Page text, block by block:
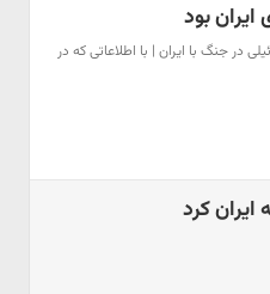
آزمایشگاه موشکی ایران بود | هلاکت دست‌کم ۸۰۰ اسرائیلی در جنگ با ایران | با اطلاعاتی که در
ایران کرد